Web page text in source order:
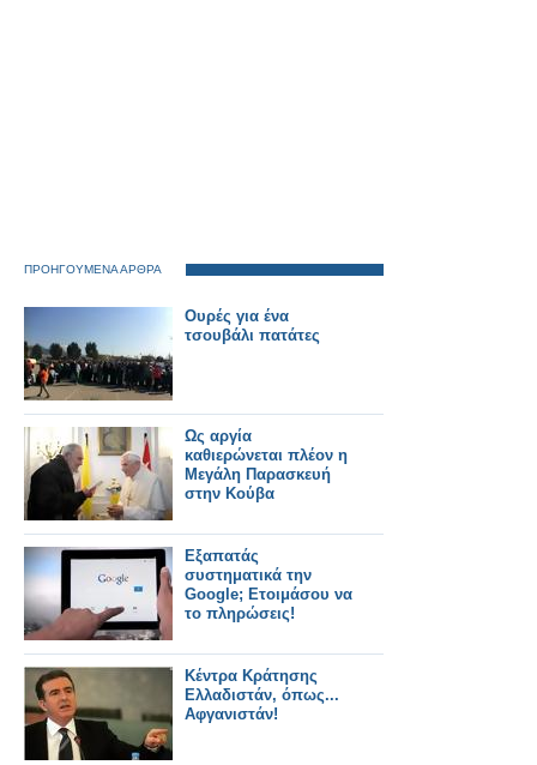
ΠΡΟΗΓΟΥΜΕΝΑ ΑΡΘΡΑ
Ουρές για ένα
τσουβάλι πατάτες
Ως αργία
καθιερώνεται πλέον η
Μεγάλη Παρασκευή
στην Κούβα
Εξαπατάς
συστηματικά την
Google; Ετοιμάσου να
το πληρώσεις!
Κέντρα Κράτησης
Ελλαδιστάν, όπως...
Αφγανιστάν!